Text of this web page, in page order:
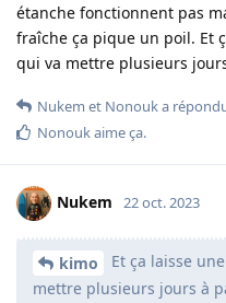
étanche fonctionnent pas
fraîche ça pique un poil. Et
qui va mettre plusieurs
Nukem et Nonouka
Nonoukaime ça.
Nukem 22 oct. 2023
kimo
Et ça laisse
mettre plusieurs jours à